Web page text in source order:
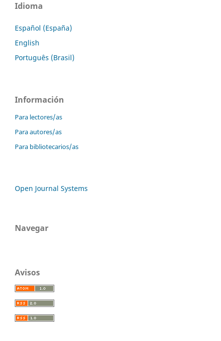
Idioma
Español (España)
English
Português (Brasil)
Información
Para lectores/as
Para autores/as
Para bibliotecarios/as
Open Journal Systems
Navegar
Avisos